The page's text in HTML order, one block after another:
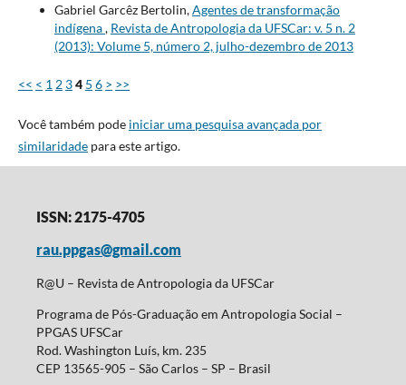
Gabriel Garcêz Bertolin,Agentes de transformação
indígena, Revista de Antropologia da UFSCar: v. 5 n. 2
(2013): Volume 5, número 2, julho-dezembro de 2013
<< < 1 2 34 5 6 > >>
Você também pode iniciar uma pesquisa avançada por
similaridadepara este artigo.
ISSN: 2175-4705
rau.ppgas@gmail.com
R@U – Revista de Antropologia da UFSCar
Programa de Pós-Graduação em Antropologia Social –
PPGAS UFSCar
Rod. Washington Luís, km. 235
CEP 13565-905 – São Carlos – SP – Brasil